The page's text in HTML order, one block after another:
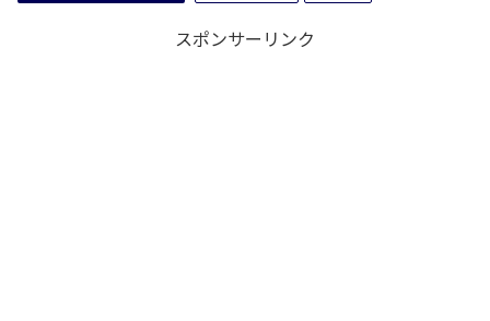
スポンサーリンク